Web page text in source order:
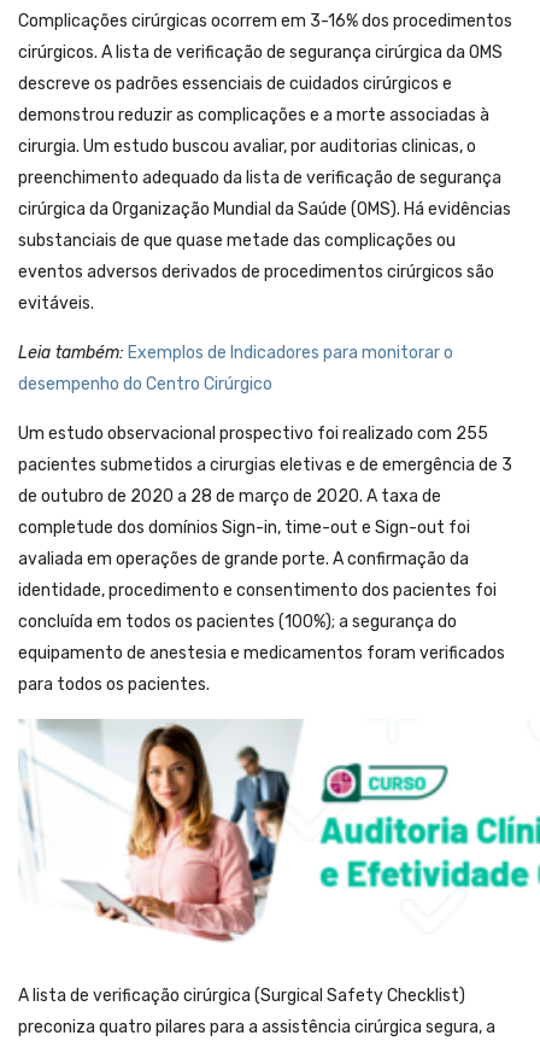
Complicações cirúrgicas ocorrem em 3-16% dos procedimentos
cirúrgicos. A lista de verificação de segurança cirúrgica da OMS
descreve os padrões essenciais de cuidados cirúrgicos e
demonstrou reduzir as complicações e a morte associadas à
cirurgia. Um estudo buscou avaliar, por auditorias clinicas, o
preenchimento adequado da lista de verificação de segurança
cirúrgica da Organização Mundial da Saúde (OMS). Há evidências
substanciais de que quase metade das complicações ou
eventos adversos derivados de procedimentos cirúrgicos são
evitáveis.
Leia também: Exemplos de Indicadores para monitorar o
desempenho do Centro Cirúrgico
Um estudo observacional prospectivo foi realizado com 255
pacientes submetidos a cirurgias eletivas e de emergência de 3
de outubro de 2020 a 28 de março de 2020. A taxa de
completude dos domínios Sign-in, time-out e Sign-out foi
avaliada em operações de grande porte. A confirmação da
identidade, procedimento e consentimento dos pacientes foi
concluída em todos os pacientes (100%); a segurança do
equipamento de anestesia e medicamentos foram verificados
para todos os pacientes.
A lista de verificação cirúrgica (Surgical Safety Checklist)
preconiza quatro pilares para a assistência cirúrgica segura, a